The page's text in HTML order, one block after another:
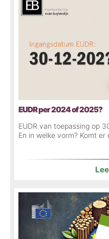
EUDR per 2024 of 2025?
EUDR van toepassing op
En in welke vorm? Komt er